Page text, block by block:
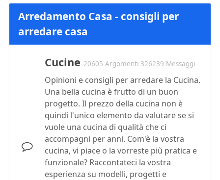
Arredamento Casa - consigli per
arredare casa
Cucine 20605 Argomenti 326239 Messaggi
Opinioni e consigli per arredare la Cucina.
Una bella cucina è frutto di un buon
progetto. Il prezzo della cucina non è
quindi l'unico elemento da valutare se si
vuole una cucina di qualità che ci
accompagni per anni. Com'è la vostra
cucina, vi piace o la vorreste più pratica e
funzionale? Raccontateci la vostra
esperienza su modelli, progetti e